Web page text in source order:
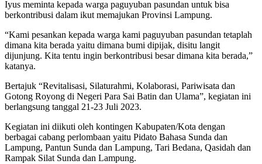
Iyus meminta kepada warga paguyuban pasundan untuk bisa
berkontribusi dalam ikut memajukan Provinsi Lampung.
“Kami pesankan kepada warga kami paguyuban pasundan tetaplah
dimana kita berada yaitu dimana bumi dipijak, disitu langit
dijunjung. Kita tentu ingin berkontribusi besar dimana kita berada,”
katanya.
Bertajuk “Revitalisasi, Silaturahmi, Kolaborasi, Pariwisata dan
Gotong Royong di Negeri Para Sai Batin dan Ulama”, kegiatan ini
berlangsung tanggal 21-23 Juli 2023.
Kegiatan ini diikuti oleh kontingen Kabupaten/Kota dengan
berbagai cabang perlombaan yaitu Pidato Bahasa Sunda dan
Lampung, Pantun Sunda dan Lampung, Tari Bedana, Qasidah dan
Rampak Silat Sunda dan Lampung.